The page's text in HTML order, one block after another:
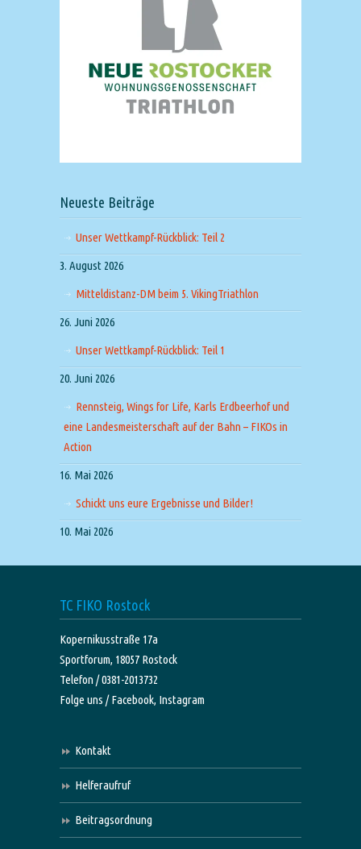
Neueste Beiträge
Unser Wettkampf-Rückblick: Teil 2
3. August 2026
Mitteldistanz-DM beim 5. VikingTriathlon
26. Juni 2026
Unser Wettkampf-Rückblick: Teil 1
20. Juni 2026
Rennsteig, Wings for Life, Karls Erdbeerhof und
eine Landesmeisterschaft auf der Bahn – FIKOs in
Action
16. Mai 2026
Schickt uns eure Ergebnisse und Bilder!
10. Mai 2026
TC FIKO Rostock
Kopernikusstraße 17a
Sportforum, 18057 Rostock
Telefon / 0381-2013732
Folge uns /Facebook, Instagram
Kontakt
Helferaufruf
Beitragsordnung